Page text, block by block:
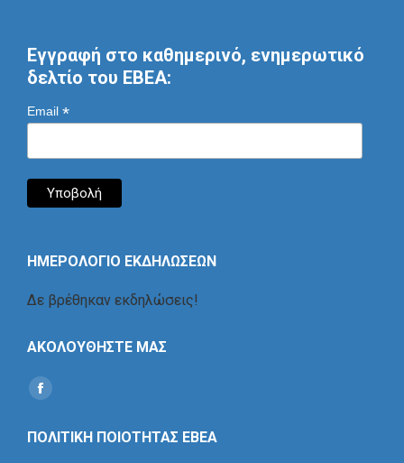
Εγγραφή στο καθημερινό, ενημερωτικό
δελτίο του ΕΒΕΑ:
Email *
ΗΜΕΡΟΛΟΓΙΟ ΕΚΔΗΛΩΣΕΩΝ
Δε βρέθηκαν εκδηλώσεις!
ΑΚΟΛΟΥΘΗΣΤΕ ΜΑΣ
Find us on:
Social
ΠΟΛΙΤΙΚΗ ΠΟΙΟΤΗΤΑΣ ΕΒΕΑ